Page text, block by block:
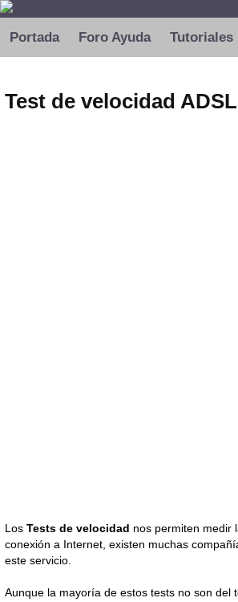
Portada Foro Ayuda Tutoriales
Test de velocidad ADSL
Los Tests de velocidad nos permiten medir
conexión a Internet, existen muchas
este servicio.
Aunque la mayoría de estos tests no son del